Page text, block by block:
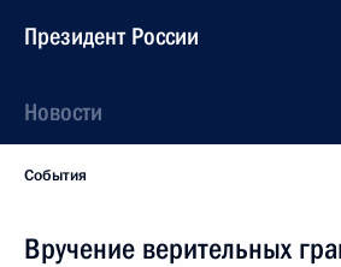
Президент России
Новости
События
Вручение верительных